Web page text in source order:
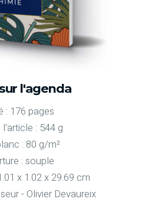
l'agenda
: 176 pages
: 544 g
: 80 g/m²
: souple
x 1.02 x 29.69 cm
- Olivier Devaureix